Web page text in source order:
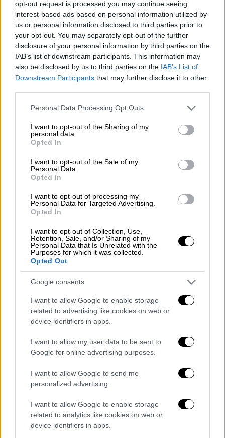
opt-out request is processed you may continue seeing
interest-based ads based on personal information utilized by
us or personal information disclosed to third parties prior to
your opt-out. You may separately opt-out of the further
disclosure of your personal information by third parties on the
IAB’s list of downstream participants. This information may
also be disclosed by us to third parties on the IAB’s List of
Downstream Participants that may further disclose it to other
Please note that this website/app uses one or more Google
not limited to your visit or usage behaviour. You may click to
grant or deny consent to Google and its third-party tags to
use your data for below specified purposes in below Google
consent section.
Personal Data Processing Opt Outs
I want to opt-out of the Sharing of my
personal data.
Opted In
I want to opt-out of the Sale of my
Personal Data.
Opted In
I want to opt-out of processing my
Personal Data for Targeted Advertising.
Opted In
I want to opt-out of Collection, Use,
Retention, Sale, and/or Sharing of my
Personal Data that Is Unrelated with the
Purposes for which it was collected.
Opted Out
Google consents
I want to allow Google to enable storage
related to advertising like cookies on web or
device identifiers in apps.
I want to allow my user data to be sent to
Google for online advertising purposes.
I want to allow Google to send me
personalized advertising.
I want to allow Google to enable storage
related to analytics like cookies on web or
device identifiers in apps.
Οι «παπάτζες» για την πυρόσφαιρα στα
Τέμπη, η «πράσινη» Σδούκου στο
«γαλάζιο κάστρο» και ο Πύργος του
Πειραιά
Ντινόπουλου και το «λίφτινγκ» στο
επικοινωνιακό τιμ του Μαξίμου
Ελλάδα|24.02.2024 08:40